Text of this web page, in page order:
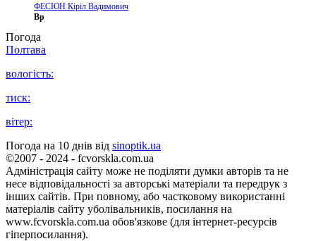
ФЕСЮН Кіріл Вадимович
Вр
Погода
Полтава
вологість:
тиск:
вітер:
Погода на 10 днів від sinoptik.ua
©2007 - 2024 - fcvorskla.com.ua
Адміністрація сайту може не поділяти думки авторів та не
несе відповідальності за авторські матеріали та передрук з
інших сайтів. При повному, або частковому використанні
матеріалів сайту уболівальників, посилання на
www.fcvorskla.com.ua обов'язкове (для інтернет-ресурсів
гіперпосилання).